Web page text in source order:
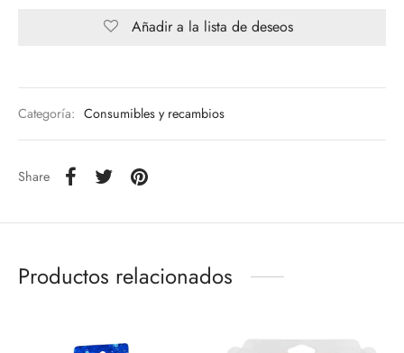
Añadir a la lista de deseos
Categoría: Consumibles y recambios
Share
Productos relacionados